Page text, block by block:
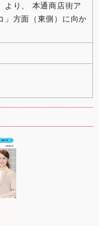
より、 本通商店街ア
」方面（東側）に向か